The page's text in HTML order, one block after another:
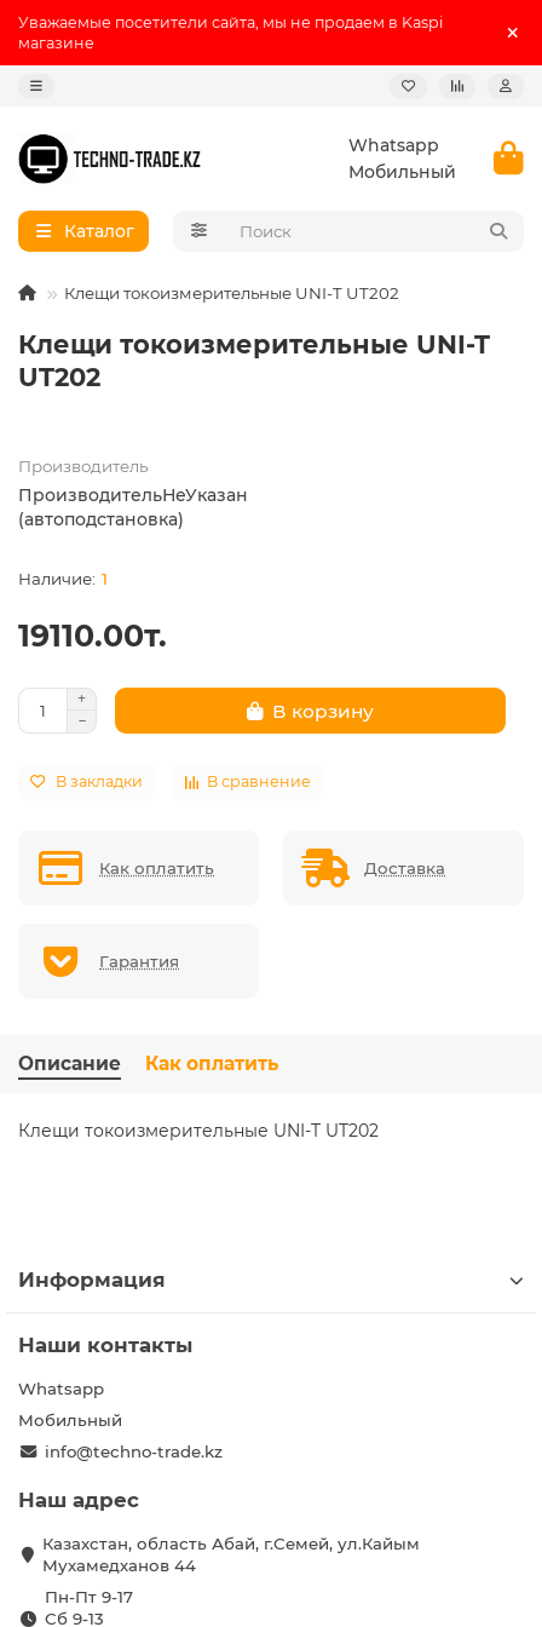
Уважаемые посетители сайта, мы не продаем в Kaspi
магазине
Whatsapp
Мобильный
Каталог
Клещи токоизмерительные UNI-T UT202
Клещи токоизмерительные UNI-T
UT202
Производитель
ПроизводительНеУказан
(автоподстановка)
1
19110.00т.
В корзину
В закладки В сравнение
Как оплатить Доставка
Гарантия
Описание Как оплатить
Клещи токоизмерительные UNI-T UT202
Информация
Наши контакты
Whatsapp
Мобильный
info@techno-trade.kz
Наш адрес
Казахстан, область Абай, г.Семей, ул.Кайым
Мухамедханов 44
Пн-Пт 9-17
Сб 9-13